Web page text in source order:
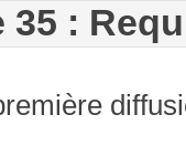
35 :